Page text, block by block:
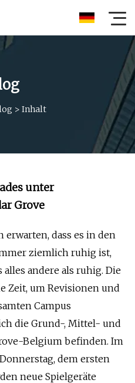
> Inhalt
unter
Grove
erwarten, dass es in den
ziemlich ruhig ist,
alles andere als ruhig. Die
Zeit, um Revisionen und
Campus
die Grund-, Mittel- und
Belgium befinden. Im
dem ersten
neue Spielgeräte